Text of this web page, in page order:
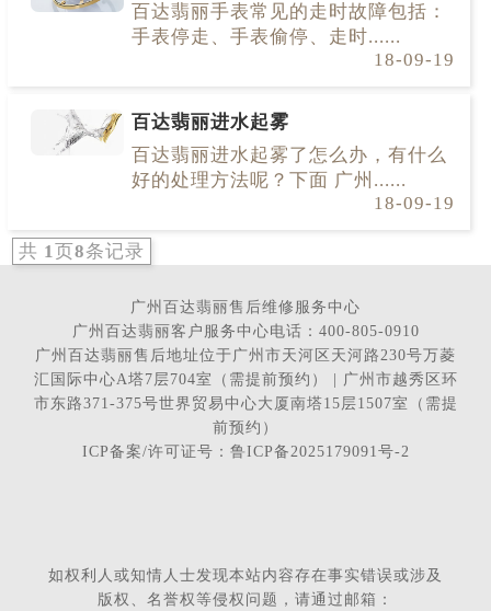
百达翡丽手表常见的走时故障包括：
手表停走、手表偷停、走时......
18-09-19
百达翡丽进水起雾
百达翡丽进水起雾了怎么办，有什么
好的处理方法呢？下面 广州......
18-09-19
共 1页8条记录
广州百达翡丽售后维修服务中心
广州百达翡丽客户服务中心电话：400-805-0910
广州百达翡丽售后地址位于广州市天河区天河路230号万菱
汇国际中心A塔7层704室（需提前预约） | 广州市越秀区环
市东路371-375号世界贸易中心大厦南塔15层1507室（需提
前预约）
ICP备案/许可证号：鲁ICP备2025179091号-2
如权利人或知情人士发现本站内容存在事实错误或涉及
版权、名誉权等侵权问题，请通过邮箱：